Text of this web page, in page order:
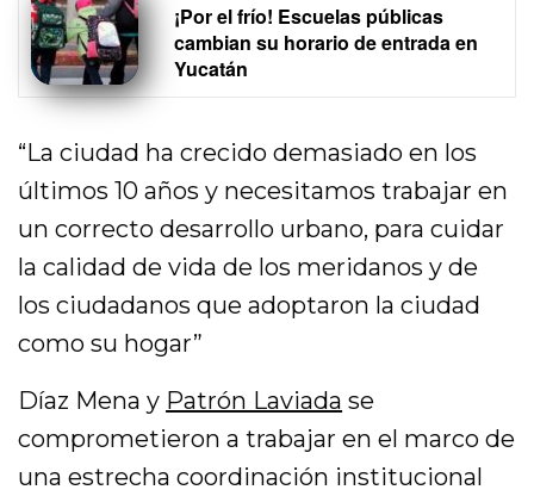
¡Por el frío! Escuelas públicas
cambian su horario de entrada en
Yucatán
“La ciudad ha crecido demasiado en los
últimos 10 años y necesitamos trabajar en
un correcto desarrollo urbano, para cuidar
la calidad de vida de los meridanos y de
los ciudadanos que adoptaron la ciudad
como su hogar”
Díaz Mena y Patrón Laviada se
comprometieron a trabajar en el marco de
una estrecha coordinación institucional